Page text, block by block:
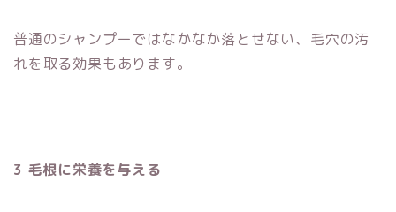
普通のシャンプーではなかなか落とせない、毛穴の汚
れを取る効果もあります。
3 毛根に栄養を与える